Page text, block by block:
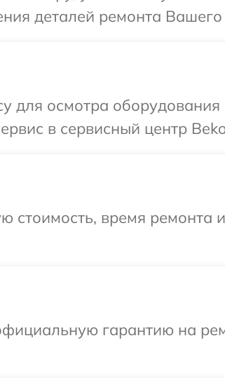
деталей ремонта Вашего
для осмотра оборудования
в сервисный центр
стоимость, время ремонта
гарантию на